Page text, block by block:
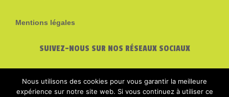
Mentions légales
SUIVEZ-NOUS SUR NOS RÉSEAUX SOCIAUX
Nous utilisons des cookies pour vous garantir la meilleure
expérience sur notre site web. Si vous continuez à utiliser ce